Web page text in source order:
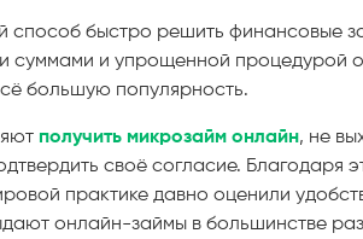
способ быстро решить финансовые
суммами и упрощенной процедурой
большую популярность.
получить микрозайм онлайн, не
своё согласие. Благодаря
практике давно оценили
онлайн-займы в большинстве